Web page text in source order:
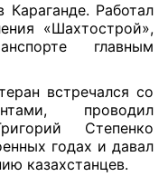
Работал
«Шахтострой»,
главным
встречался со
проводил
Степенко
годах и давал
казахстанцев.